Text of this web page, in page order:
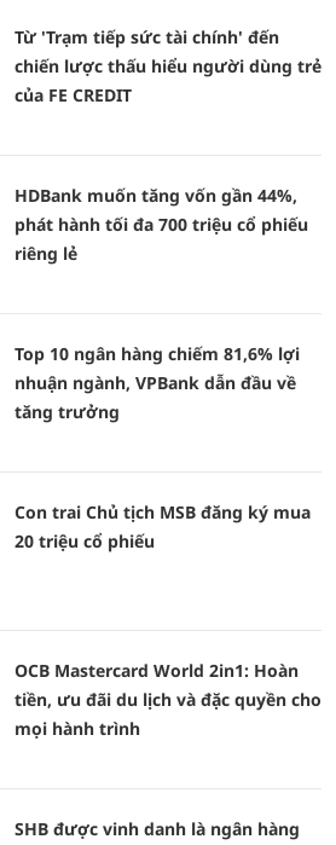
Từ 'Trạm tiếp sức tài chính' đến
chiến lược thấu hiểu người dùng trẻ
của FE CREDIT
HDBank muốn tăng vốn gần 44%,
phát hành tối đa 700 triệu cổ phiếu
riêng lẻ
Top 10 ngân hàng chiếm 81,6% lợi
nhuận ngành, VPBank dẫn đầu về
tăng trưởng
Con trai Chủ tịch MSB đăng ký mua
20 triệu cổ phiếu
OCB Mastercard World 2in1: Hoàn
tiền, ưu đãi du lịch và đặc quyền cho
mọi hành trình
SHB được vinh danh là ngân hàng